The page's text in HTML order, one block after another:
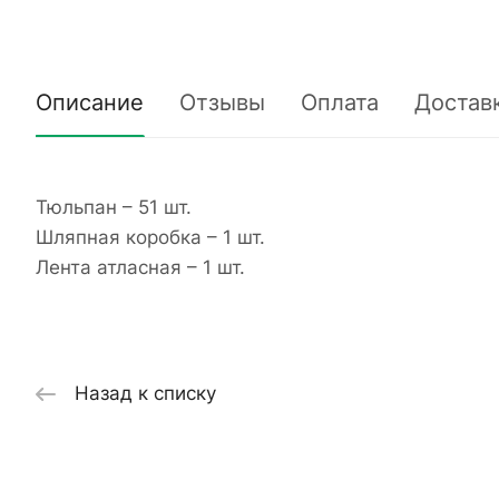
Описание Отзывы Оплата
Тюльпан – 51 шт.
Шляпная коробка – 1 шт.
Лента атласная – 1 шт.
Назад к списку